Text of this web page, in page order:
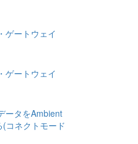
ゲートウェイ
ゲートウェイ
ータをAmbient
コネクトモード